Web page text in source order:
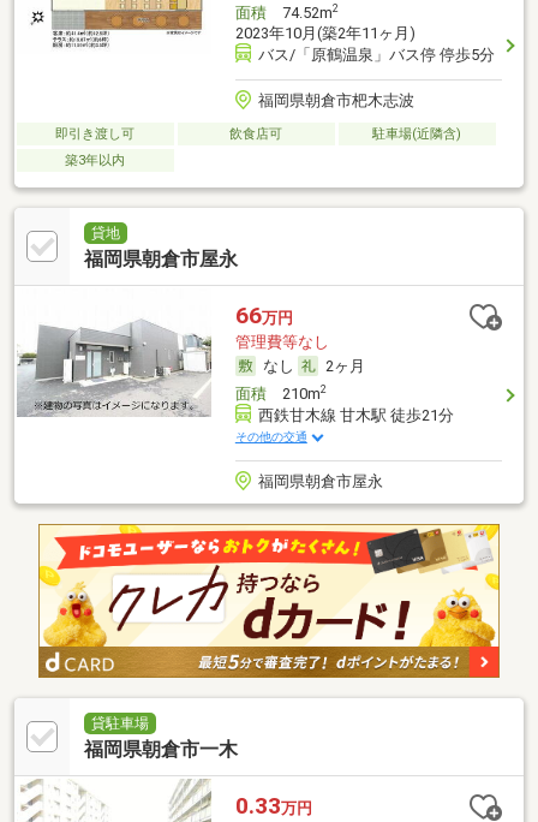
面積74.52m2
2023年10月(築2年11ヶ月)
バス/「原鶴温泉」バス停 停歩5分
福岡県朝倉市杷木志波
即引き渡し可 飲食店可
駐車場(近隣含)
築3年以内
貸地
福岡県朝倉市屋永
66万円
管理費等なし
なし
2ヶ月
面積210m2
西鉄甘木線 甘木駅 徒歩21分
その他の交通
福岡県朝倉市屋永
貸駐車場
福岡県朝倉市一木
0.33万円